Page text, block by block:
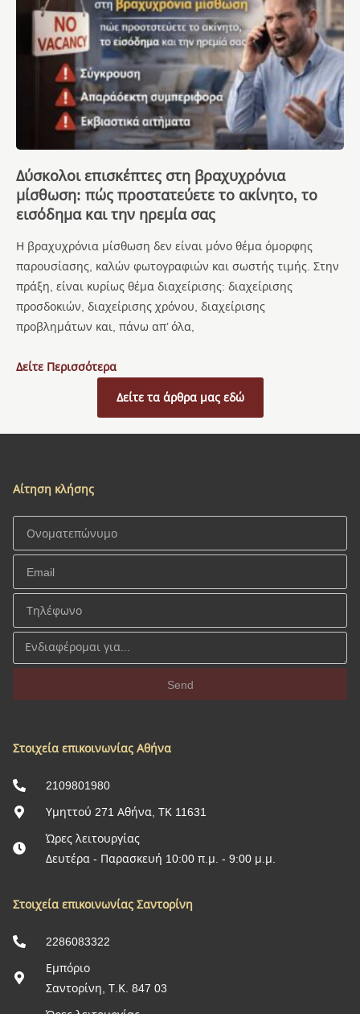
Δύσκολοι επισκέπτες στη βραχυχρόνια
μίσθωση: πώς προστατεύετε το ακίνητο, το
εισόδημα και την ηρεμία σας
Η βραχυχρόνια μίσθωση δεν είναι μόνο θέμα όμορφης
παρουσίασης, καλών φωτογραφιών και σωστής τιμής. Στην
πράξη, είναι κυρίως θέμα διαχείρισης: διαχείρισης
προσδοκιών, διαχείρισης χρόνου, διαχείρισης
προβλημάτων και, πάνω απ’ όλα,
Δείτε Περισσότερα
Δείτε τα άρθρα μας εδώ
Στοιχεία επικοινωνίας Σαντορίνη
2286083322
Εμπόριο
Σαντορίνη, Τ.Κ. 847 03
Στοιχεία επικοινωνίας Αθήνα
2109801980
Υμηττού 271 Αθήνα, ΤΚ 11631
Ώρες λειτουργίας
Δευτέρα - Παρασκευή 10:00 π.μ. - 9:00 μ.μ.
Αίτηση κλήσης
Send